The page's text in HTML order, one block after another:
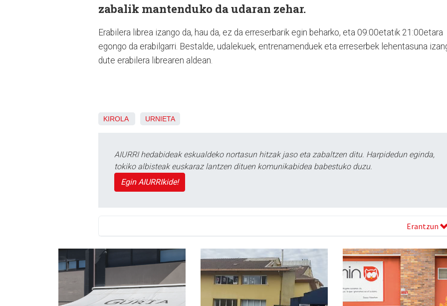
zabalik mantenduko da udaran zehar.
Erabilera librea izango da, hau da, ez da erreserbarik egin beharko, eta 09:00etatik 21:00etara
egongo da erabilgarri. Bestalde, udalekuek, entrenamenduek eta erreserbek lehentasuna
dute erabilera librearen aldean.
KIROLA URNIETA
AIURRI hedabideak eskualdeko nortasun hitzak jaso eta zabaltzen ditu. Harpidedun eginda,
tokiko albisteak euskaraz lantzen dituen komunikabidea babestuko duzu.
Egin AIURRIkide!
Erantzun